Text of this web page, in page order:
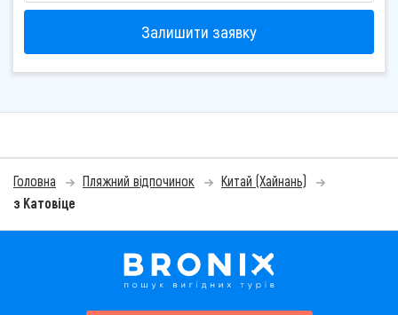
Залишити заявку
Головна Пляжний відпочинок
Китай (Хайнань)
з Катовіце